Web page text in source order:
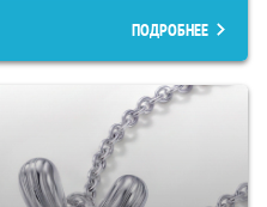
ПОДРОБНЕЕ